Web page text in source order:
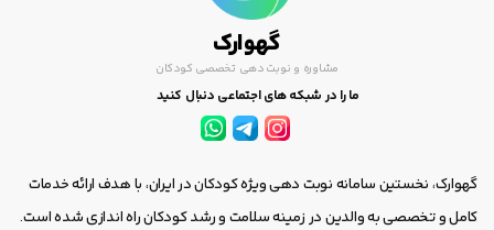
گهوارک
مشاوره و نوبت دهی تخصصی کودکان
ما را در شبکه های اجتماعی دنبال کنید
گهوارک، نخستین سامانه نوبت دهی ویژه کودکان در ایران، با هدف ارائه خدمات
کامل و تخصصی به والدین در زمینه سلامت و رشد کودکان راه اندازی شده است.